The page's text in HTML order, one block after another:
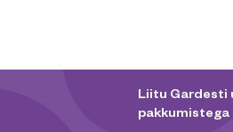
Liitu Gardesti
pakkumistega